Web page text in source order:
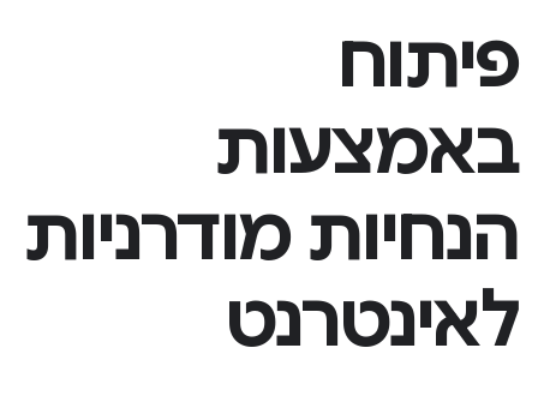
פיתוח
באמצעות
הנחיות מודרניות
לאינטרנט